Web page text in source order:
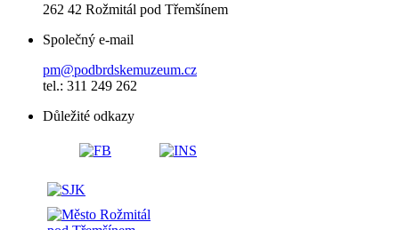
262 42 Rožmitál pod Třemšínem
Společný e-mail
pm@podbrdskemuzeum.cz
tel.: 311 249 262
Důležité odkazy